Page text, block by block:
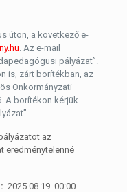
úton, a következő e-
. Az e-mail
pályázat”.
is, zárt borítékban, az
Önkormányzati
A borítékon kérjük
az
eredménytelenné
2025.08.19. 00:00